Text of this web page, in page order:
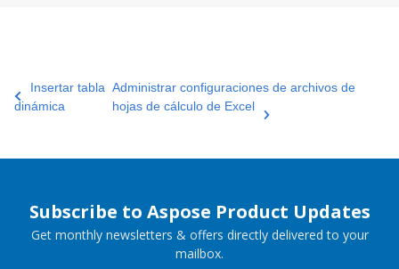
Insertar tabla
dinámica
Administrar configuraciones de archivos de
hojas de cálculo de Excel
Subscribe to Aspose Product Updates
Get monthly newsletters & offers directly delivered to your
mailbox.